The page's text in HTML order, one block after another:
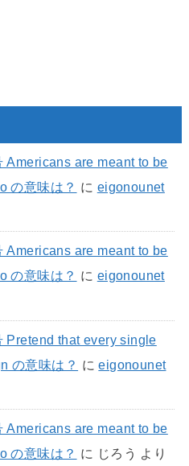
Americans are meant to be
の意味は？ に eigonounet
Americans are meant to be
の意味は？ に eigonounet
Pretend that every single
の意味は？ にeigonounet
Americans are meant to be
の意味は？ に じろう より